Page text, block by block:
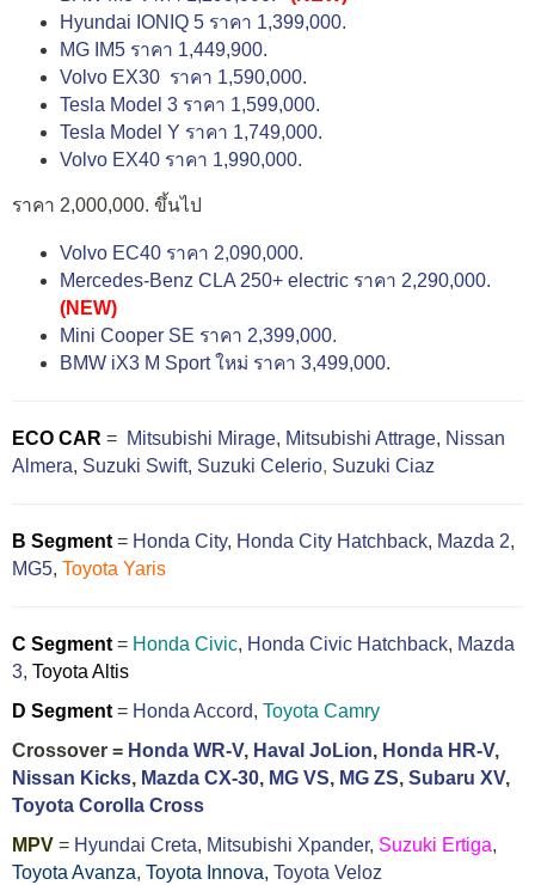
Hyundai IONIQ 5 ราคา 1,399,000.
MG IM5 ราคา 1,449,900.
Volvo EX30 ราคา 1,590,000.
Tesla Model 3 ราคา 1,599,000.
Tesla Model Y ราคา 1,749,000.
Volvo EX40 ราคา 1,990,000.
ราคา 2,000,000. ขึ้นไป
Volvo EC40 ราคา 2,090,000.
Mercedes-Benz CLA 250+ electric ราคา 2,290,000.
(NEW)
Mini Cooper SE ราคา 2,399,000.
BMW iX3 M Sport ใหม่ ราคา 3,499,000.
ECO CAR = Mitsubishi Mirage, Mitsubishi Attrage, Nissan
Almera, Suzuki Swift, Suzuki Celerio, Suzuki Ciaz
B Segment = Honda City, Honda City Hatchback, Mazda 2,
MG5, Toyota Yaris
C Segment = Honda Civic, Honda Civic Hatchback, Mazda
3, Toyota Altis
D Segment = Honda Accord, Toyota Camry
Crossover = Honda WR-V, Haval JoLion, Honda HR-V,
Nissan Kicks, Mazda CX-30, MG VS, MG ZS, Subaru XV,
Toyota Corolla Cross
MPV = Hyundai Creta, Mitsubishi Xpander, Suzuki Ertiga,
Toyota Avanza, Toyota Innova, Toyota Veloz